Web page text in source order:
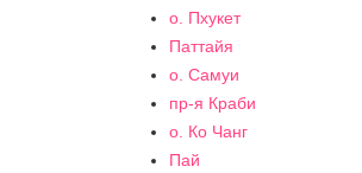
о. Пхукет
Паттайя
о. Самуи
пр-я Краби
о. Ко Чанг
Пай